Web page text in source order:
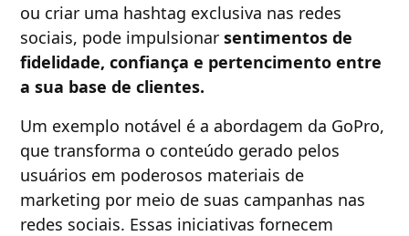
ou criar uma hashtag exclusiva nas redes
sociais, pode impulsionarsentimentos de
fidelidade, confiança e pertencimento entre
a sua base de clientes.
Um exemplo notável é a abordagem da GoPro,
que transforma o conteúdo gerado pelos
usuários em poderosos materiais de
marketing por meio de suas campanhas nas
redes sociais. Essas iniciativas fornecem